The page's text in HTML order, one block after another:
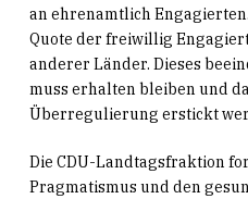
an ehrenamtlich
Quote der freiwillig
anderer Länder. Dieses
muss erhalten bleiben und
Überregulierung erstickt
Die CDU-Landtagsfraktion
Pragmatismus und den